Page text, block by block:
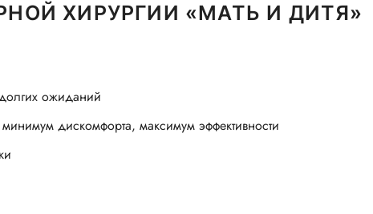
ХИРУРГИИ «МАТЬ И ДИТЯ»
ожиданий
дискомфорта, максимум эффективности